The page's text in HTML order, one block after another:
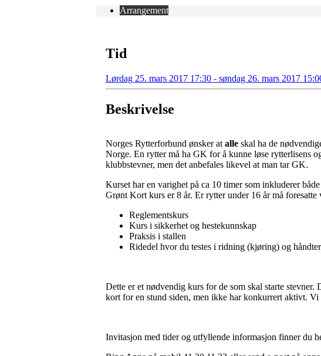
Arrangement
Tid
Lørdag 25. mars 2017 17:30 - søndag 26. mars 2017
Beskrivelse
Norges Rytterforbund ønsker at alle skal ha de
Norge. En rytter må ha GK for å kunne løse rytterlisens
klubbstevner, men det anbefales likevel at man tar GK.
Kurset har en varighet på ca 10 timer som inkluderer
Grønt Kort kurs er 8 år. Er rytter under 16 år må
Reglementskurs
Kurs i sikkerhet og hestekunnskap
Praksis i stallen
Ridedel hvor du testes i ridning (kjøring) og
Dette er et nødvendig kurs for de som skal starte
kort for en stund siden, men ikke har konkurrert aktivt. Vi
Invitasjon med tider og utfyllende informasjon finner du